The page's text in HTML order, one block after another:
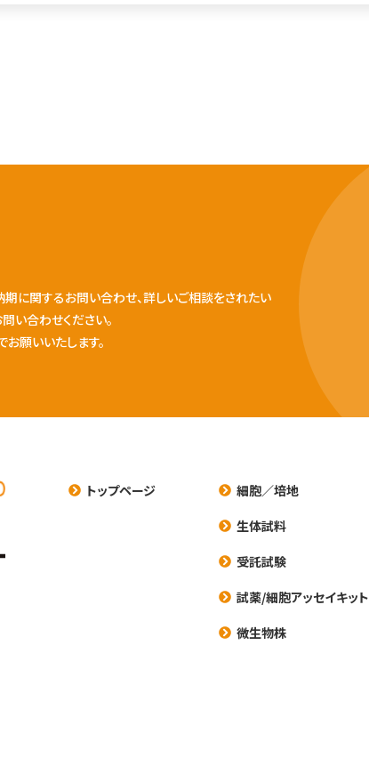
期に関するお問い合わせ、詳しいご相談をされたい
い合わせください。
願いいたします。
トップページ
細胞／培地
生体試料
受託試験
試薬/細胞アッセイキット
微生物株